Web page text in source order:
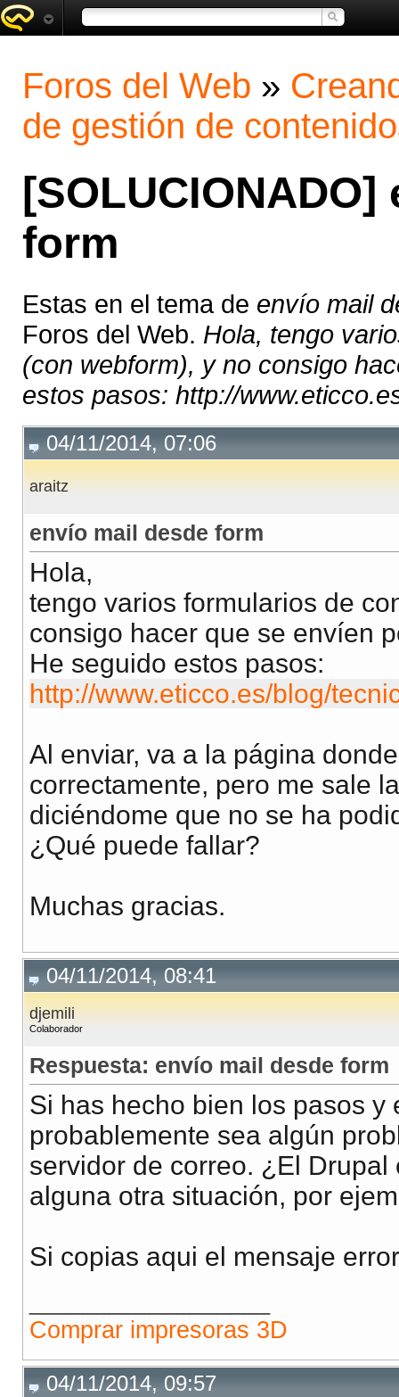
Foros del Web »
de gestión de
form
Estas en el tema de envío mail
Foros del Web. Hola, tengo
(con webform), y no consigo
estos pasos: http://
04/11/2014, 07:06
araitz
envío mail desde form
Hola,
tengo varios formularios de
consigo hacer que se envíen
He seguido estos pasos:
http://www.eticco.es/blog/
Al enviar, va a la página
correctamente, pero me sale
diciéndome que no se ha
¿Qué puede fallar?
Muchas gracias.
04/11/2014, 08:41
djemili
Colaborador
Respuesta: envío mail desde form
Si has hecho bien los pasos
probablemente sea algún
servidor de correo. ¿El
alguna otra situación, por
Si copias aqui el mensaje
Comprar impresoras 3D
04/11/2014, 09:57